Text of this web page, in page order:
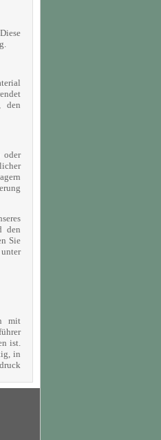
den
oder
den
Sie
mit
ist.
in